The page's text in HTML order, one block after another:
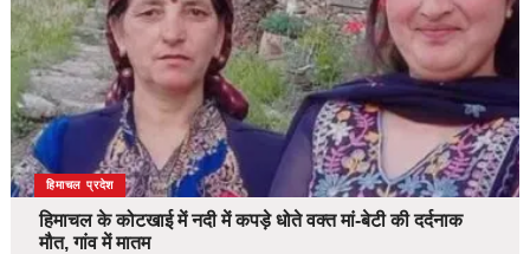
देश
हिमाचल प्रदेश
हिमाचल के कोटखाई में नदी में कपड़े धोते वक्त मां-बेटी की दर्दनाक
मौत, गांव में मातम